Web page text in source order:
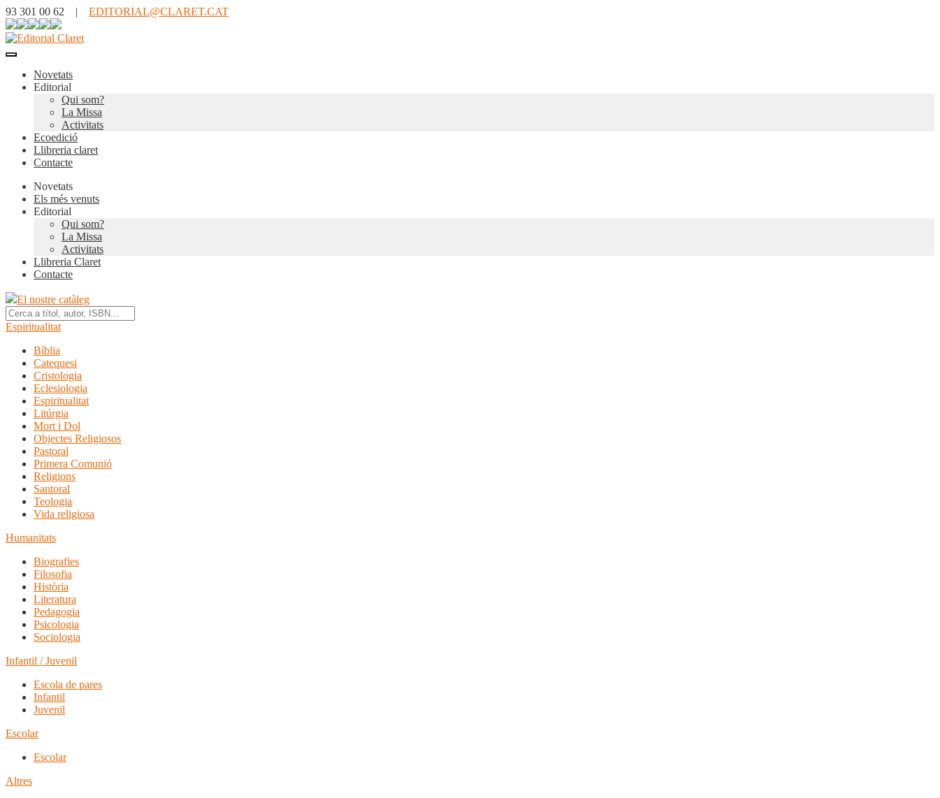
93 301 00 62 | EDITORIAL@CLARET.CAT
Novetats
Editorial
Qui som?
La Missa
Activitats
Ecoedició
Llibreria claret
Contacte
Novetats
Els més venuts
Editorial
Qui som?
La Missa
Activitats
Llibreria Claret
Contacte
El nostre catàleg
Espiritualitat
Bíblia
Catequesi
Cristologia
Eclesiologia
Espiritualitat
Litúrgia
Mort i Dol
Objectes Religiosos
Pastoral
Primera Comunió
Religions
Santoral
Teologia
Vida religiosa
Humanitats
Biografies
Filosofia
Història
Literatura
Pedagogia
Psicologia
Sociologia
Infantil / Juvenil
Escola de pares
Infantil
Juvenil
Escolar
Escolar
Altres